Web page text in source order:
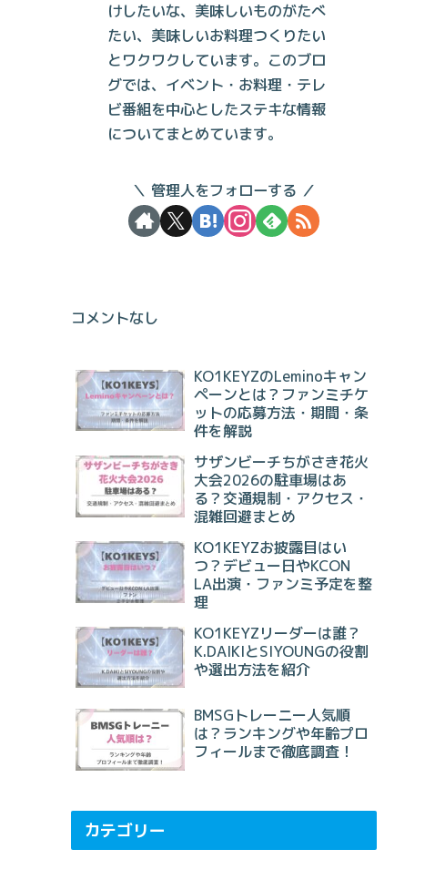
けしたいな、美味しいものがたべ
たい、美味しいお料理つくりたい
とワクワクしています。このブロ
グでは、イベント・お料理・テレ
ビ番組を中心としたステキな情報
についてまとめています。
管理人をフォローする
コメントなし
KO1KEYZのLeminoキャン
ペーンとは？ファンミチケ
ットの応募方法・期間・条
件を解説
サザンビーチちがさき花火
大会2026の駐車場はあ
る？交通規制・アクセス・
混雑回避まとめ
KO1KEYZお披露目はい
つ？デビュー日やKCON
LA出演・ファンミ予定を整
理
KO1KEYZリーダーは誰？
K.DAIKIとSIYOUNGの役割
や選出方法を紹介
BMSGトレーニー人気順
は？ランキングや年齢プロ
フィールまで徹底調査！
カテゴリー